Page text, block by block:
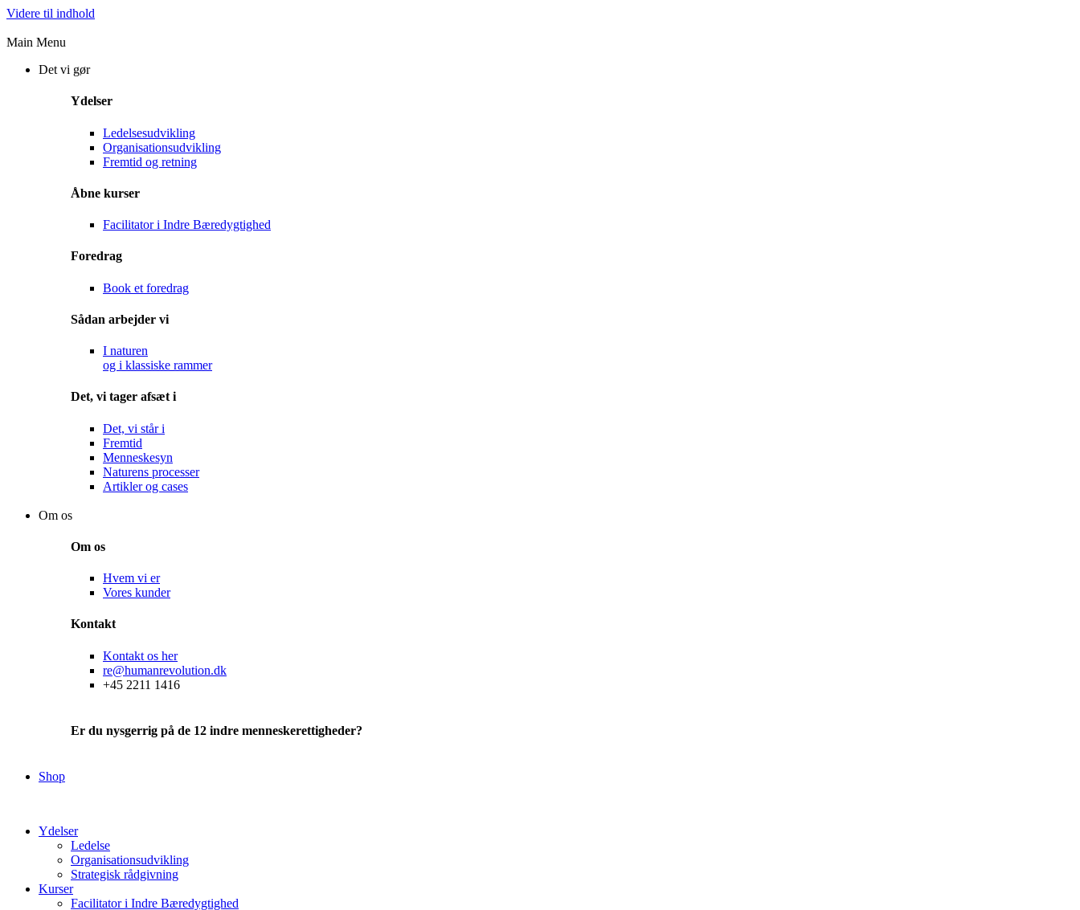
Videre til indhold
Main Menu
Det vi gør
Ydelser
Ledelsesudvikling
Organisationsudvikling
Fremtid og retning
Åbne kurser
Facilitator i Indre Bæredygtighed
Foredrag
Book et foredrag
Sådan arbejder vi
I naturen
og i klassiske rammer
Det, vi tager afsæt i
Det, vi står i
Fremtid
Menneskesyn
Naturens processer
Artikler og cases
Om os
Om os
Hvem vi er
Vores kunder
Kontakt
Kontakt os her
re@humanrevolution.dk
+45 2211 1416
Er du nysgerrig på de 12 indre menneskerettigheder?
Shop
Ydelser
Ledelse
Organisationsudvikling
Strategisk rådgivning
Kurser
Facilitator i Indre Bæredygtighed